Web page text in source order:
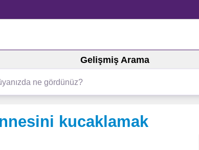
Gelişmiş Arama
kucaklamak